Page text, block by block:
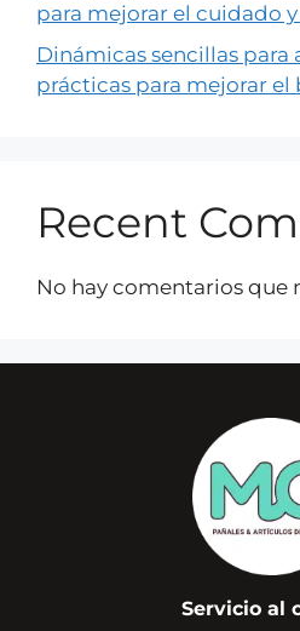
para mejorar el cuidado
Dinámicas sencillas para
prácticas para mejorar el
Recent
No hay comentarios que
Servicio al